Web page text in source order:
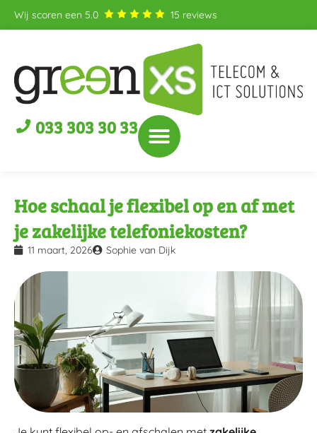
Wij scoren een 5.0 15 reviews
033 303 30 33
Hoe schaal je flexibel op en af met
je zakelijke telefoniekosten?
11 maart, 2026 Sophie van Dijk